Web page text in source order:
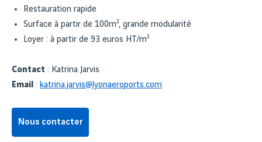
Restauration rapide
Surface à partir de 100m², grande modularité
Loyer : à partir de 93 euros HT/m²
Contact : Katrina Jarvis
Email : katrina.jarvis@lyonaeroports.com
Nous contacter